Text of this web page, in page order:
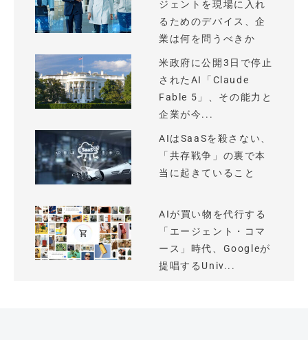
ジェントを現場に入れ
るためのデバイス、企
業は何を問うべきか
米政府に公開3日で停止
されたAI「Claude
Fable 5」、その能力と
企業が今...
AIはSaaSを殺さない、
「共存戦争」の裏で本
当に起きていること
AIが買い物を代行する
「エージェント・コマ
ース」時代、Googleが
提唱するUniv...